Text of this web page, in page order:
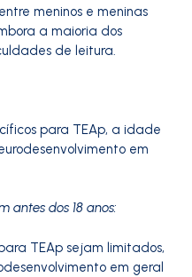
meninos e meninas
a maioria dos
de leitura.
para TEAp, a idade
em
antes dos 18 anos:
TEAp sejam limitados,
em geral